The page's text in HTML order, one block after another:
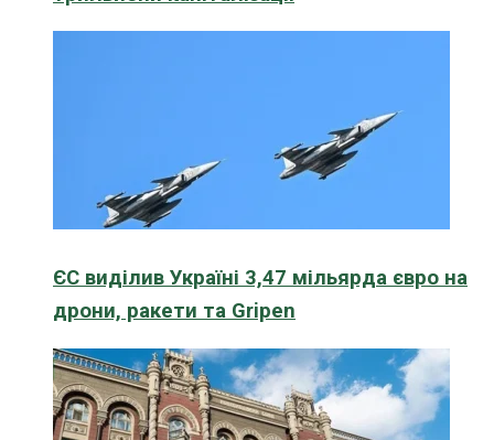
ЄС виділив Україні 3,47 мільярда євро на
дрони, ракети та Gripen